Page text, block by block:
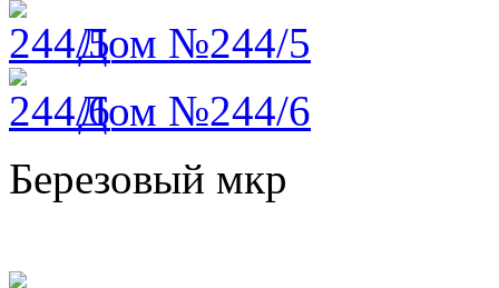
Дом №244/5
Дом №244/6
Березовый мкр